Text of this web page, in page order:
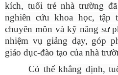
kích, tuổi trẻ nhà trường
nghiên cứu khoa học, tập
chuyên môn và kỹ năng sư
nhiệm vụ giảng dạy, góp
giáo dục-đào tạo của nhà
Có thể khẳng định,